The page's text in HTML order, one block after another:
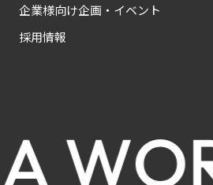
企業様向け企画・イベント
採用情報